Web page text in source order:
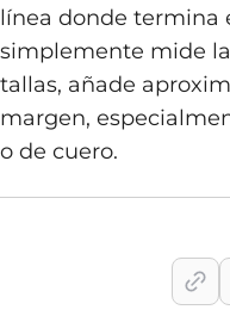
línea donde termina
simplemente mide
tallas, añade
margen,
o de cuero.